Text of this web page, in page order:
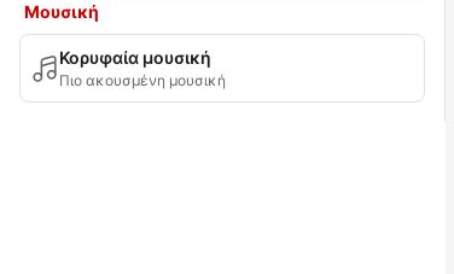
Μουσική
Κορυφαία μουσική
Πιο ακουσμένη μουσική